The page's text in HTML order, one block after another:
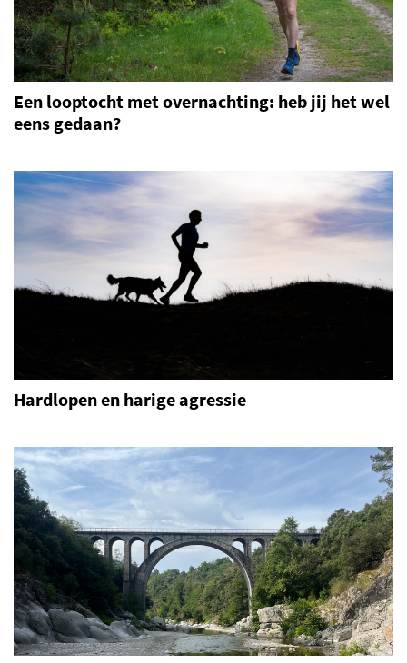
Een looptocht met overnachting: heb jij het wel
eens gedaan?
Hardlopen en harige agressie